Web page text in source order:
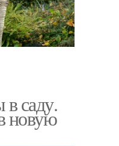
саду.
новую